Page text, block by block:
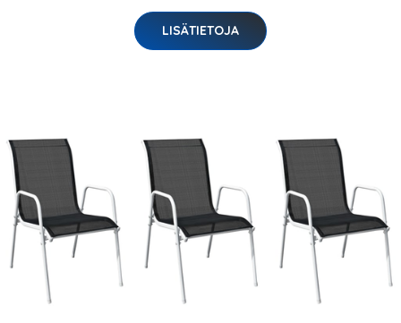
LISÄTIETOJA